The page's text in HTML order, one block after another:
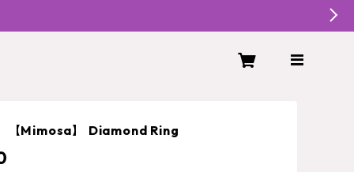
Mimosa】 Diamond Ring